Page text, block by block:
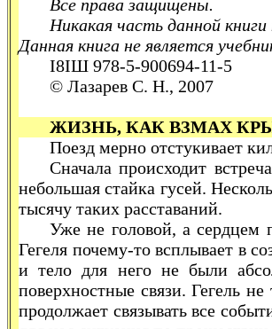
Все права защищены.
Никакая часть данной
Данная книга не является
І8ІШ 978-5-900694-11-5
© Лазарев С. Н., 2007
ЖИЗНЬ, КАК ВЗМАХ
Поезд мерно отстукивает
Сначала происходит
небольшая стайка гусей.
тысячу таких расставаний.
Уже не головой, а сердцем
Гегеля почему-то всплывает в
и тело для него не были
поверхностные связи. Гегель
продолжает связывать все